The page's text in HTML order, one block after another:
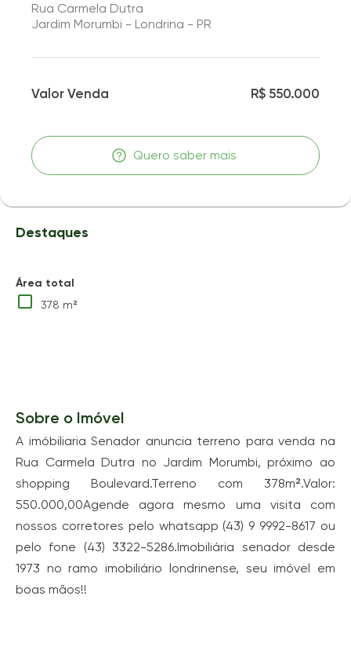
Rua Carmela Dutra
Jardim Morumbi - Londrina - PR
Valor Venda R$ 550.000
Quero saber mais
Destaques
Área total
378 m²
Sobre o Imóvel
A imóbiliaria Senador anuncia terreno para venda na
Rua Carmela Dutra no Jardim Morumbi, próximo ao
shopping Boulevard.Terreno com 378m².Valor:
550.000,00Agende agora mesmo uma visita com
nossos corretores pelo whatsapp (43) 9 9992-8617 ou
pelo fone (43) 3322-5286.Imobiliária senador desde
1973 no ramo imobiliário londrinense, seu imóvel em
boas mãos!!